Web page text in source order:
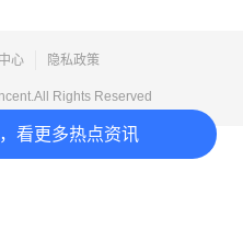
看更多热点资讯
心 隐私政策
Rights Reserved